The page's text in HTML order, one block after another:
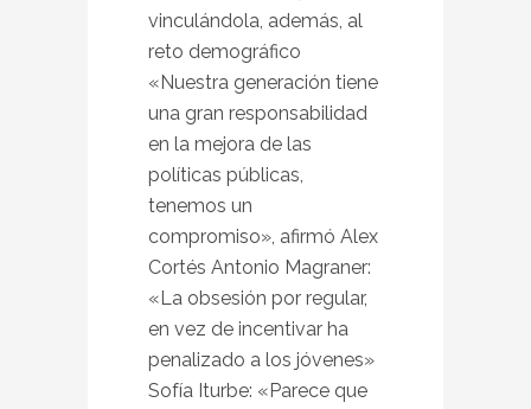
vinculándola, además, al
reto demográfico
«Nuestra generación tiene
una gran responsabilidad
en la mejora de las
políticas públicas,
tenemos un
compromiso», afirmó Alex
Cortés Antonio Magraner:
«La obsesión por regular,
en vez de incentivar ha
penalizado a los jóvenes»
Sofía Iturbe: «Parece que